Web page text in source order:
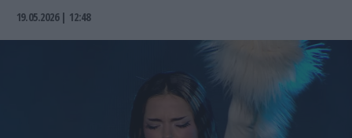
19.05.2026 | 12:48